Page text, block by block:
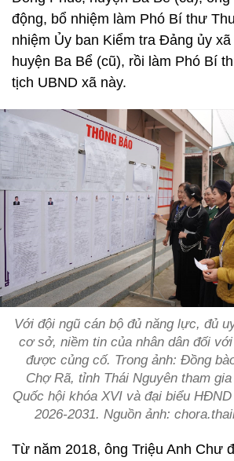
động, bổ nhiệm làm Phó Bí thư
nhiệm Ủy ban Kiểm tra Đảng ủy
huyện Ba Bể (cũ), rồi làm Phó Bí
tịch UBND xã này.
Với đội ngũ cán bộ đủ năng lực, đủ
cơ sở, niềm tin của nhân dân đối
được củng cố. Trong ảnh: Đồng
Chợ Rã, tỉnh Thái Nguyên tham
Quốc hội khóa XVI và đại biểu
2026-2031. Nguồn ảnh:
Từ năm 2018, ông Triệu Anh Chư